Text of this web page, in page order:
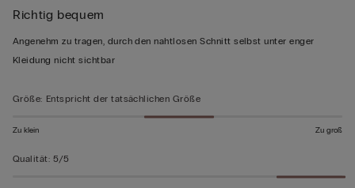
5
von
5
Richtig bequem
Angenehm zu tragen, durch den nahtlosen Schnitt selbst unter enger
Kleidung nicht sichtbar
Größe: Entspricht der tatsächlichen Größe
Zu klein Zu groß
Qualität: 5/5